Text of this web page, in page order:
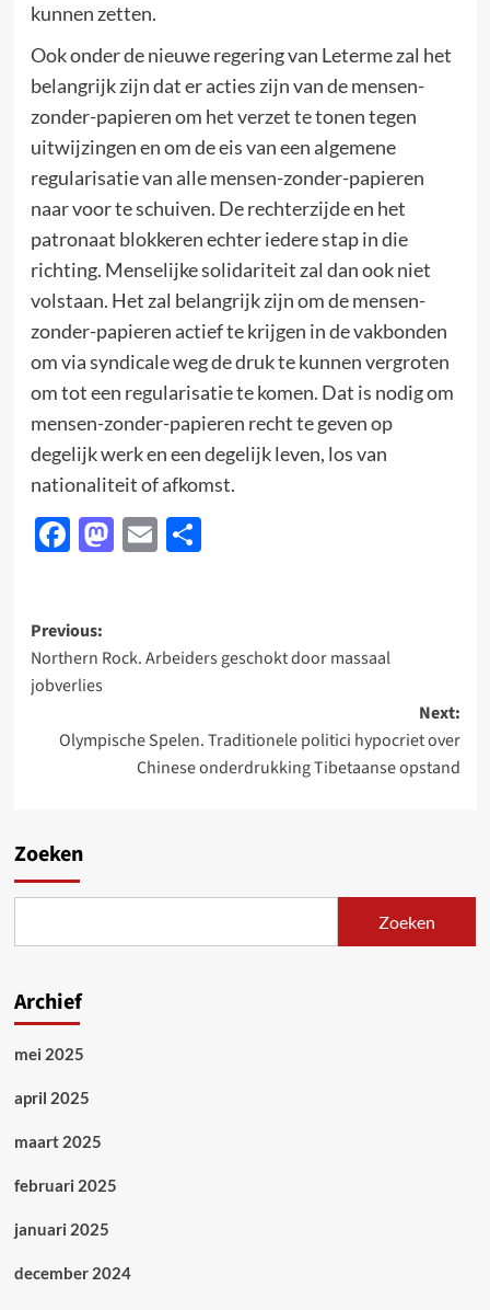
kunnen zetten.
Ook onder de nieuwe regering van Leterme zal het
belangrijk zijn dat er acties zijn van de mensen-
zonder-papieren om het verzet te tonen tegen
uitwijzingen en om de eis van een algemene
regularisatie van alle mensen-zonder-papieren
naar voor te schuiven. De rechterzijde en het
patronaat blokkeren echter iedere stap in die
richting. Menselijke solidariteit zal dan ook niet
volstaan. Het zal belangrijk zijn om de mensen-
zonder-papieren actief te krijgen in de vakbonden
om via syndicale weg de druk te kunnen vergroten
om tot een regularisatie te komen. Dat is nodig om
mensen-zonder-papieren recht te geven op
degelijk werk en een degelijk leven, los van
nationaliteit of afkomst.
Facebook
Mastodon
EmailDelen
Post
navigation
Previous:
Northern Rock. Arbeiders geschokt door massaal
jobverlies
Next:
Olympische Spelen. Traditionele politici hypocriet over
Chinese onderdrukking Tibetaanse opstand
Zoeken
Zoeken
Archief
mei 2025
april 2025
maart 2025
februari 2025
januari 2025
december 2024